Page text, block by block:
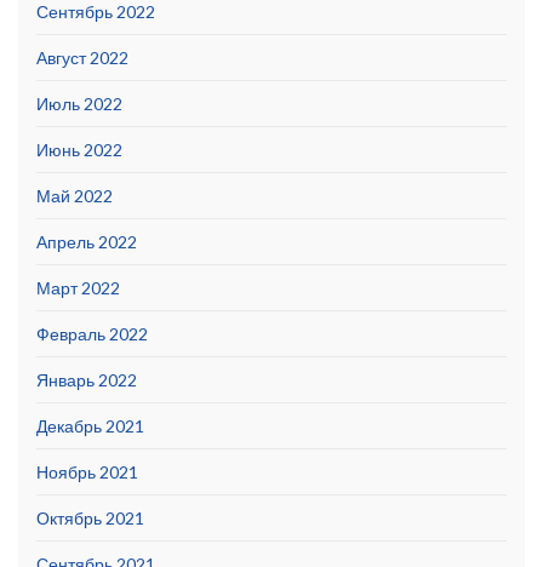
Сентябрь 2022
Август 2022
Июль 2022
Июнь 2022
Май 2022
Апрель 2022
Март 2022
Февраль 2022
Январь 2022
Декабрь 2021
Ноябрь 2021
Октябрь 2021